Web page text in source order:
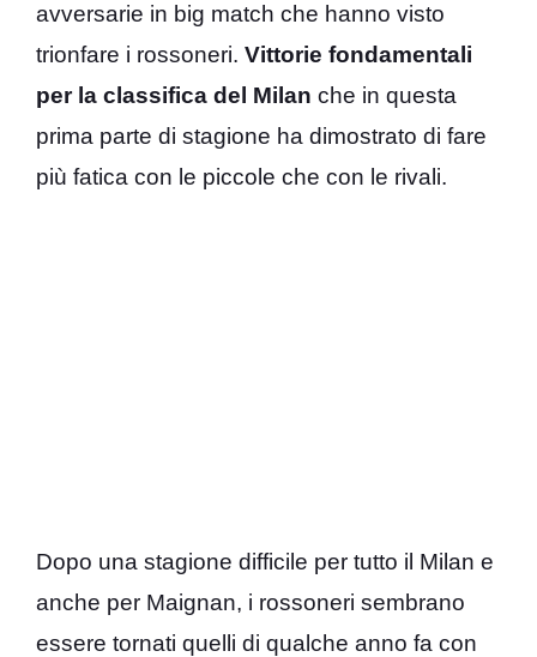
avversarie in big match che hanno visto
trionfare i rossoneri. Vittorie fondamentali
per la classifica del Milan che in questa
prima parte di stagione ha dimostrato di fare
più fatica con le piccole che con le rivali.
Dopo una stagione difficile per tutto il Milan e
anche per Maignan, i rossoneri sembrano
essere tornati quelli di qualche anno fa con